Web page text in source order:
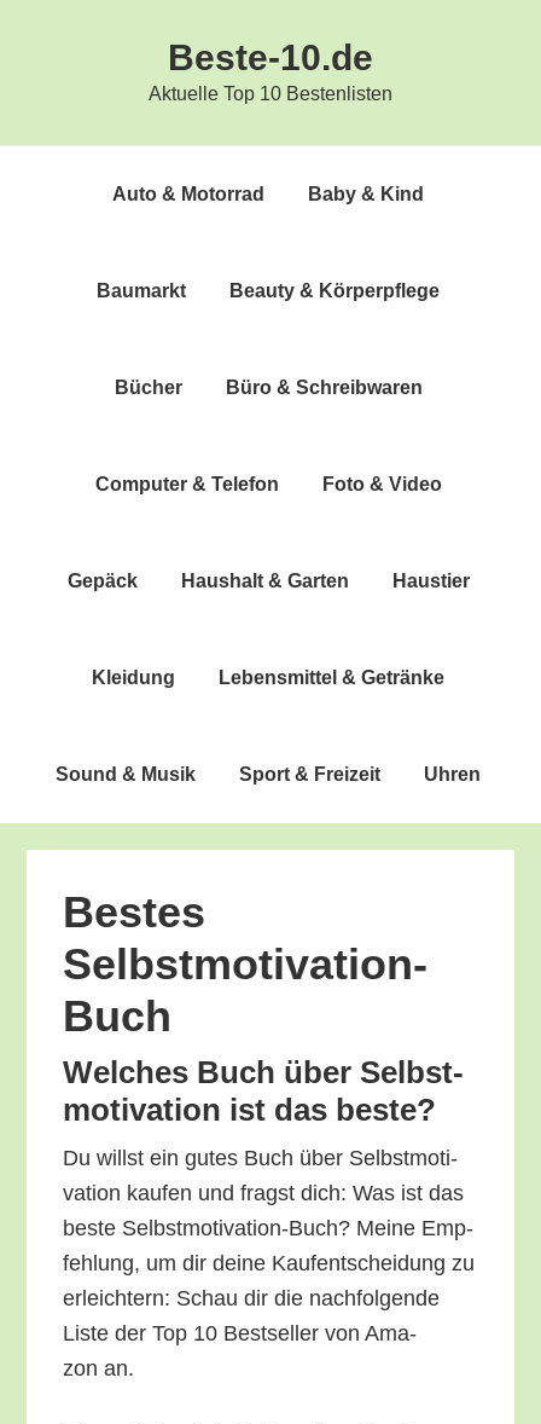
Beste-10.de
Aktuelle Top 10 Bestenlisten
Auto & Motorrad Baby & Kind
Bau­markt Beau­ty & Körperpflege
Bücher Büro & Schreibwaren
Com­pu­ter & Telefon Foto & Video
Gepäck Haus­halt & Garten Haus­tier
Klei­dung Lebens­mit­tel & Getränke
Sound & Musik Sport & Freizeit Uhren
Bes­tes
Selbstmotivation-
Buch
Wel­ches Buch über Selbst­
mo­ti­va­ti­on ist das beste?
Du willst ein gutes Buch über Selbst­mo­ti­
va­ti­on kau­fen und fragst dich: Was ist das
bes­te Selbst­mo­ti­va­ti­on-Buch? Mei­ne Emp­
feh­lung, um dir dei­ne Kauf­ent­schei­dung zu
erleich­tern: Schau dir die nach­fol­gen­de
Lis­te der Top 10 Best­sel­ler von Ama­
zon an.